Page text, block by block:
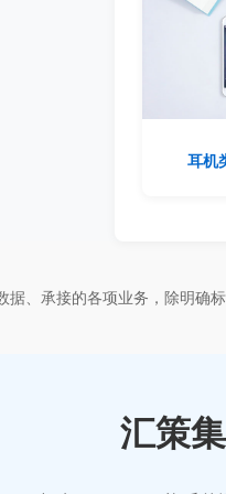
耳机
、承接的各项业务，除明确
汇策